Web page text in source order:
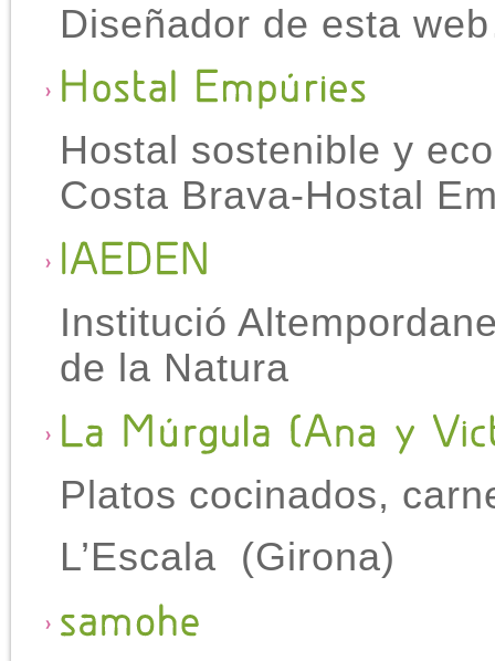
Diseñador de esta
Hostal sostenible y
Costa Brava-Hostal
Institució
de la Natura
Platos cocinados,
L’Escala (Girona)